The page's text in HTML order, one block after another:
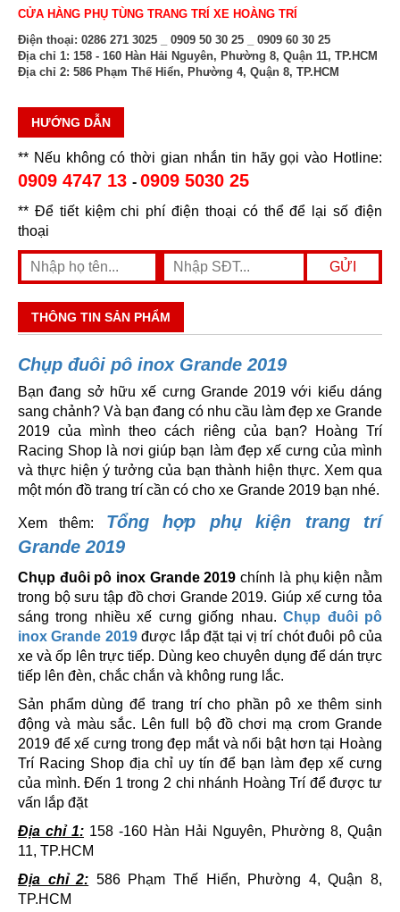
CỬA HÀNG PHỤ TÙNG TRANG TRÍ XE HOÀNG TRÍ
Điện thoại: 0286 271 3025 _ 0909 50 30 25 _ 0909 60 30 25
Địa chỉ 1: 158 - 160 Hàn Hải Nguyên, Phường 8, Quận 11, TP.HCM
Địa chỉ 2: 586 Phạm Thế Hiển, Phường 4, Quận 8, TP.HCM
HƯỚNG DẪN
** Nếu không có thời gian nhắn tin hãy gọi vào Hotline:
0909 4747 13 - 0909 5030 25
** Để tiết kiệm chi phí điện thoại có thể để lại số điện
thoại
THÔNG TIN SẢN PHẨM
Chụp đuôi pô inox Grande 2019
Bạn đang sở hữu xế cưng Grande 2019 với kiểu dáng
sang chảnh? Và bạn đang có nhu cầu làm đẹp xe Grande
2019 của mình theo cách riêng của bạn? Hoàng Trí
Racing Shop là nơi giúp bạn làm đẹp xế cưng của mình
và thực hiện ý tưởng của bạn thành hiện thực. Xem qua
một món đồ trang trí cần có cho xe Grande 2019 bạn nhé.
Xem thêm: Tổng hợp phụ kiện trang trí
Grande 2019
Chụp đuôi pô inox Grande 2019 chính là phụ kiện nằm
trong bộ sưu tập đồ chơi Grande 2019. Giúp xế cưng tỏa
sáng trong nhiều xế cưng giống nhau.Chụp đuôi pô
inox Grande 2019được lắp đặt tại vị trí chót đuôi pô của
xe và ốp lên trực tiếp. Dùng keo chuyên dụng để dán trực
tiếp lên đèn, chắc chắn và không rung lắc.
Sản phẩm dùng để trang trí cho phần pô xe thêm sinh
động và màu sắc. Lên full bộ đồ chơi mạ crom Grande
2019 để xế cưng trong đẹp mắt và nổi bật hơn tại Hoàng
Trí Racing Shop địa chỉ uy tín để bạn làm đẹp xế cưng
của mình. Đến 1 trong 2 chi nhánh Hoàng Trí để được tư
vấn lắp đặt
Địa chỉ 1: 158 -160 Hàn Hải Nguyên, Phường 8, Quận
11, TP.HCM
Địa chỉ 2: 586 Phạm Thế Hiển, Phường 4, Quận 8,
TP.HCM